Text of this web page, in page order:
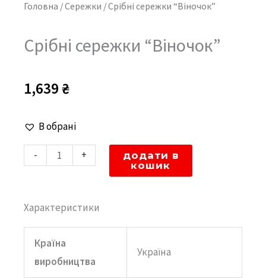
Головна /Сережки / Срібні сережки “Віночок”
Срібні сережки “Віночок”
1,639₴
В обрані
-
Срібні
сережки
"Віночок"
+
додати в
кошик
Характеристики
Країна
виробництва
Україна